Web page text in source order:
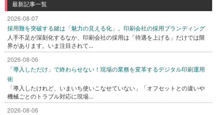
最新記事一覧
2026-08-07
採用難を突破する鍵は「魅力の見える化」。印刷会社の採用ブランディング
人手不足が深刻化するなか、印刷会社の採用は「待遇を上げる」だけでは限
界があります。いま注目されて...
2026-08-06
「導入しただけ」で終わらせない！現場の業務を変革するデジタル印刷運用
術
「導入したけれど、いまいち使いこなせていない」「オフセットとの違いや
機械ごとのトラブル対応に現場...
2026-08-06